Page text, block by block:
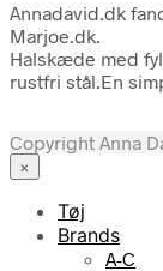
Annadavid.dk
Marjoe.dk.
Halskæde med
rustfri stål.En
Copyright Anna
×
Tøj
Brands
A-C